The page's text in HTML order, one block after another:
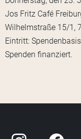
Jos Fritz Café
Wilhelmstraße 15/1,
Eintritt:
Spenden finanziert.